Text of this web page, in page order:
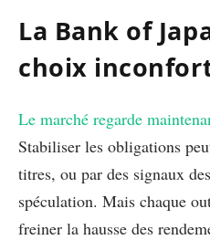
La Bank of
choix
Le marché regarde
Stabiliser les obligations
titres, ou par des signaux
spéculation. Mais chaque
freiner la hausse des